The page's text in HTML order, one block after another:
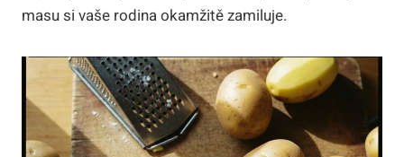
masu si vaše rodina okamžitě zamiluje.